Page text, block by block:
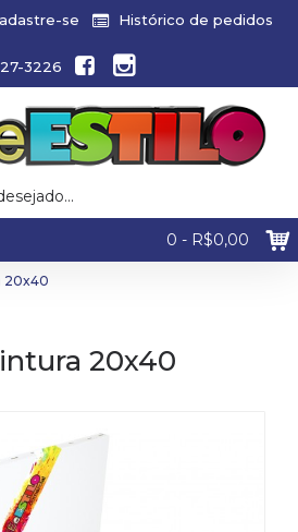
se Histórico de pedidos
3226
0 - R$0,00
20x40
20x40